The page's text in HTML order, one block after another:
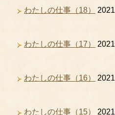
わたしの仕事（18）
わたしの仕事（17）
わたしの仕事（16）
わたしの仕事（15）